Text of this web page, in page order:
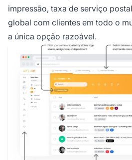
impressão, taxa de serviço
global com clientes em todo o
a única opção razoável.